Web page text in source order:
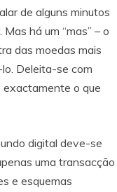
de alguns minutos
há um “mas” – o
das moedas mais
Deleita-se com
exactamente o que
digital deve-se
uma transacção
e esquemas